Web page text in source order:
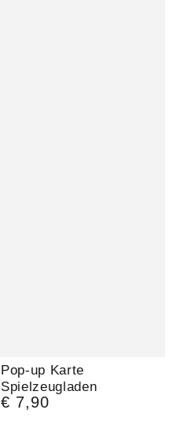
Pop-up Karte
Spielzeugladen
Regulärer
€ 7,90